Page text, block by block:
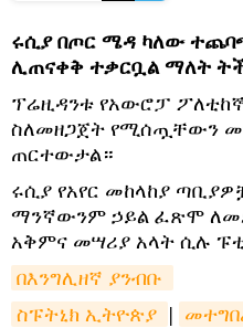
ሩሲያ በጦር ሜዳ ካለው
ሊጠናቀቅ ተቃርቧል ማለት
​ፕሬዚዳንቱ የአውሮፓ
ስለመዘጋጀት የሚሰጧቸውን
ጠርተውታል።
​ሩሲያ የአየር መከላከያ
ማንኛውንም ኃይል ፈጽሞ
አቅምና መሣሪያ አላት ሲሉ
በእንግሊዘኛ ያንብቡ
ስፑትኒክ ኢትዮጵያ |